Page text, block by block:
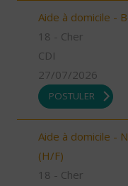
Aide à domicile -
18 - Cher
CDI
27/07/2026
POSTULER
Aide à domicile -
(H/F)
18 - Cher